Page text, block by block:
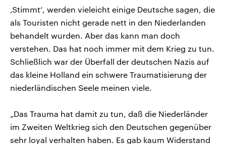
‚Stimmt‘, werden vieleicht einige Deutsche sagen, die
als Touristen nicht gerade nett in den Niederlanden
behandelt wurden. Aber das kann man doch
verstehen. Das hat noch immer mit dem Krieg zu tun.
Schließlich war der Überfall der deutschen Nazis auf
das kleine Holland ein schwere Traumatisierung der
niederländischen Seele meinen viele.
„Das Trauma hat damit zu tun, daß die Niederländer
im Zweiten Weltkrieg sich den Deutschen gegenüber
sehr loyal verhalten haben. Es gab kaum Widerstand